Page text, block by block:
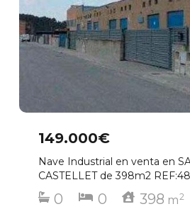
149.000€
Nave Industrial en venta en
CASTELLET de 398m2
0 0 398 m2